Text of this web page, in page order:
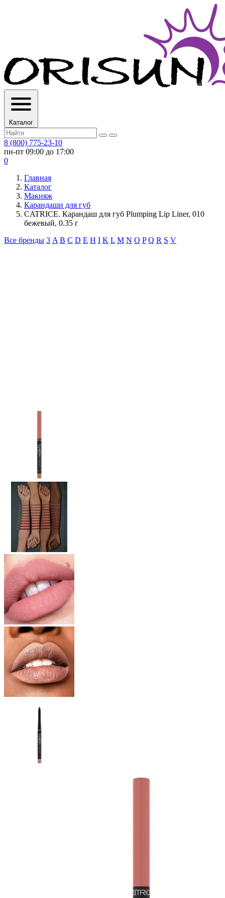
Каталог
8 (800) 775-23-10
пн-пт 09:00 до 17:00
0
Главная
Каталог
Макияж
Карандаши для губ
CATRICE. Карандаш для губ Plumping Lip Liner, 010
бежевый, 0.35 г
Все бренды 3 A B C D E H I K L M N O P Q R S V